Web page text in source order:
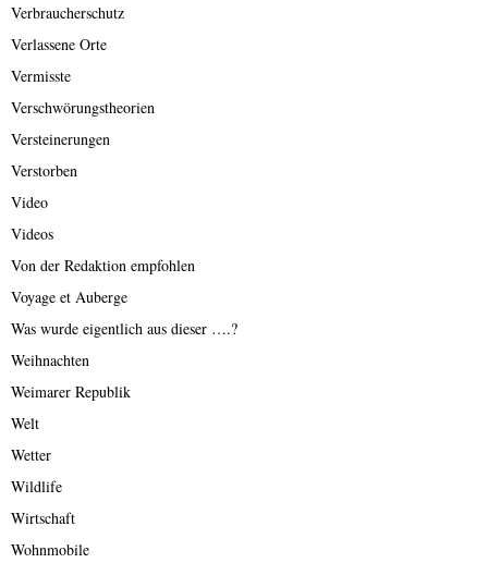
Verbraucherschutz
Verlassene Orte
Vermisste
Verschwörungstheorien
Versteinerungen
Verstorben
Video
Videos
Von der Redaktion empfohlen
Voyage et Auberge
Was wurde eigentlich aus dieser ….?
Weihnachten
Weimarer Republik
Welt
Wetter
Wildlife
Wirtschaft
Wohnmobile